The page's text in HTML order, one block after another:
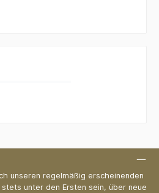
unseren regelmäßig erscheinenden
unter den Ersten sein, über neue